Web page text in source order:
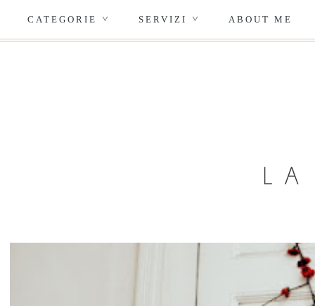
CATEGORIE > SERVIZI > ABOUT ME